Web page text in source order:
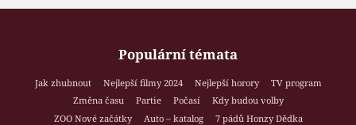
Populární témata
Jak zhubnout Nejlepší filmy 2024 Nejlepší horory
TV program
Změna času
Partie Počasí
Kdy budou volby
ZOO Nové začátky
Auto – katalog
7 pádů Honzy Dědka